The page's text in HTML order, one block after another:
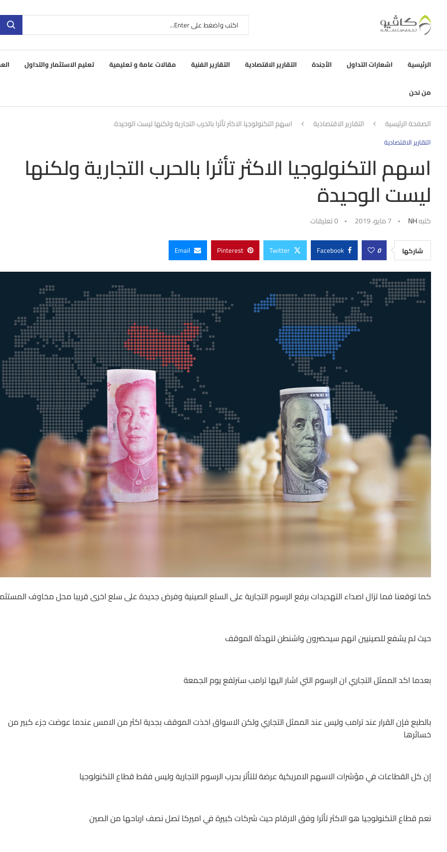
الرئيسية اشعارات التداول الأجندة التقارير الاقتصادية التقارير الفنية مقالات عامة و تعليمية تعليم الاستثمار والتداول
من نحن
الصفحة الرئيسية التقارير الاقتصادية اسهم التكنولوجيا الاكثر تأثرا بالحرب التجارية ولكنها ليست الوحيدة
التقارير الاقتصادية
اسهم التكنولوجيا الاكثر تأثرا بالحرب التجارية ولكنها
ليست الوحيدة
كتبهNH 7 مايو، 2019 0 تعليقات
شاركها 0
Facebook
Twitter
Pinterest
Email
كما توقعنا فما تزال اصداء التهديدات برفع الرسوم التجارية على السلع الصينية وفرض جديدة على سلع اخرى قريبا محل مخاوف
حيث لم يشفع للصينيين انهم سيحضرون واشنطن لتهدئة الموقف
بعدما اكد الممثل التجاري ان الرسوم التي اشار اليها ترامب سترتفع يوم الجمعة
بالطبع فإن القرار عند ترامب وليس عند الممثل التجاري ولكن الاسواق اخذت الموقف بجدية اكثر من الامس عندما عوضت جزء كبير من
خسائرها
إن كل القطاعات في مؤشرات الاسهم الامريكية عرضة للتأثر بحرب الرسوم التجارية وليس فقط قطاع التكنولوجيا
نعم قطاع التكنولوجيا هو الاكثر تأثرا وفق الارقام حيث شركات كبيرة في اميركا تصل نصف ارباحها من الصين